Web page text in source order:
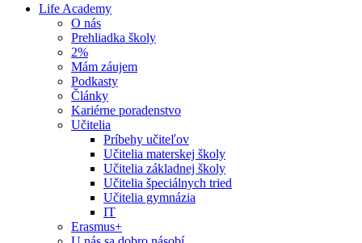
Life Academy
O nás
Prehliadka školy
2%
Mám záujem
Podkasty
Články
Kariérne poradenstvo
Učitelia
Príbehy učiteľov
Učitelia materskej školy
Učitelia základnej školy
Učitelia špeciálnych tried
Učitelia gymnázia
IT
Erasmus+